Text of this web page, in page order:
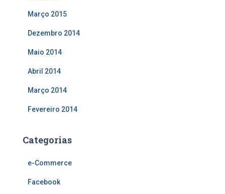
Março 2015
Dezembro 2014
Maio 2014
Abril 2014
Março 2014
Fevereiro 2014
Categorias
e-Commerce
Facebook